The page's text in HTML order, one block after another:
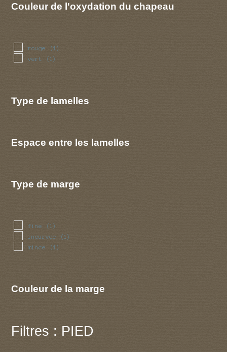
Couleur de l'oxydation du chapeau
rouge (1)
vert (1)
Type de lamelles
Espace entre les lamelles
Type de marge
fine (1)
incurvee (1)
mince (1)
Couleur de la marge
Filtres : PIED